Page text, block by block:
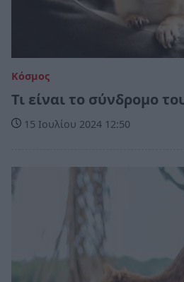
Κόσμος
Τι είναι το σύνδρομο
15 Ιουλίου 2024 12:50